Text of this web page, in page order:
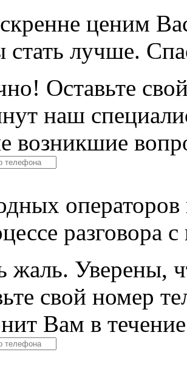
ценим
стать лучше.
Оставьте
наш
возникшие
разговора
жаль. Уверены,
свой номер
Вам в